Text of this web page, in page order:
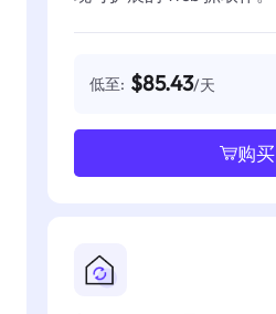
低至: $85.43/天
购买